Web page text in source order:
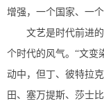
增强，一个国家、一
文艺是时代前进
个时代的风气。“文变
动中，但丁、彼特拉
田、塞万提斯、莎士